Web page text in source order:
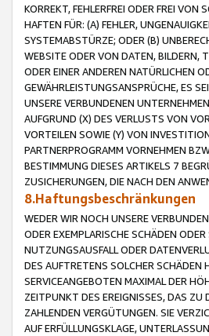
KORREKT, FEHLERFREI ODER FREI
HAFTEN FÜR: (A) FEHLER,
SYSTEMABSTÜRZE; ODER (B)
WEBSITE ODER VON DATEN, BILDERN,
ODER EINER ANDEREN NATÜRLICHEN
GEWÄHRLEISTUNGSANSPRÜCHE, ES
UNSERE VERBUNDENEN
AUFGRUND (X) DES VERLUSTS VON
VORTEILEN SOWIE (Y) VON
PARTNERPROGRAMM VORNEHMEN
BESTIMMUNG DIESES ARTIKELS 7
ZUSICHERUNGEN, DIE NACH DEN
8.Haftungsbeschränkungen
WEDER WIR NOCH UNSERE
ODER EXEMPLARISCHE SCHÄDEN
NUTZUNGSAUSFALL ODER
DES AUFTRETENS SOLCHER SCHÄDEN
SERVICEANGEBOTEN MAXIMAL DER
ZEITPUNKT DES EREIGNISSES, DAS
ZAHLENDEN VERGÜTUNGEN. SIE
AUF ERFÜLLUNGSKLAGE,